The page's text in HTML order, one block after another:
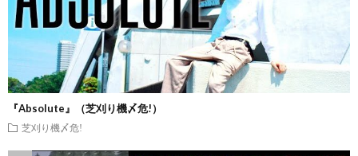
『Absolute』（芝刈り機〆危!）
芝刈り機〆危!